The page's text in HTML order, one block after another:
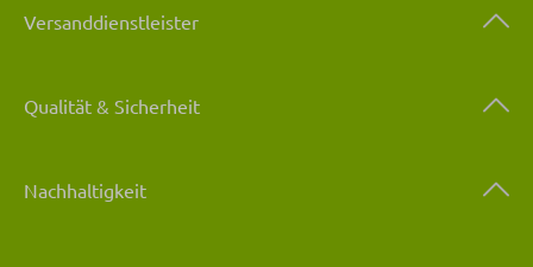
Versanddienstleister
Qualität & Sicherheit
Nachhaltigkeit